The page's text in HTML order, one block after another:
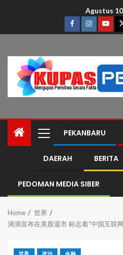
Agustus
PEKANBARU
DAERAH BERITA
PEDOMAN MEDIA SIBER
Home
世界
滴滴宣布在美股退市 标志着“中国互联
世界 政治 金融